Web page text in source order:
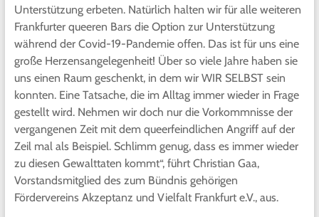
Unterstützung erbeten. Natürlich halten wir für alle weiteren
Frankfurter queeren Bars die Option zur Unterstützung
während der Covid-19-Pandemie offen. Das ist für uns eine
große Herzensangelegenheit! Über so viele Jahre haben sie
uns einen Raum geschenkt, in dem wir WIR SELBST sein
konnten. Eine Tatsache, die im Alltag immer wieder in Frage
gestellt wird. Nehmen wir doch nur die Vorkommnisse der
vergangenen Zeit mit dem queerfeindlichen Angriff auf der
Zeil mal als Beispiel. Schlimm genug, dass es immer wieder
zu diesen Gewalttaten kommt“, führt Christian Gaa,
Vorstandsmitglied des zum Bündnis gehörigen
Fördervereins Akzeptanz und Vielfalt Frankfurt e.V., aus.